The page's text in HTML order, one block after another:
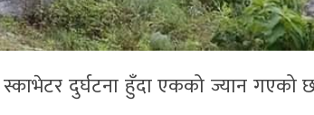
दुर्घटना हुँदा एकको ज्यान गएको